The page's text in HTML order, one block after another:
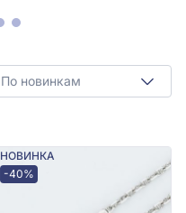
По новинкам
НОВИНКА
-40%